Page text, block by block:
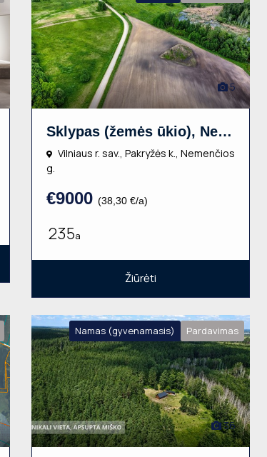
5
Sklypas (žemės ūkio), Nemenčios g., 235a, €9000
Vilniaus r. sav., Pakryžės k., Nemenčios
g.
€9000 (38,30 €/a)
235a
Žiūrėti
Namas (gyvenamasis) Pardavimas
36